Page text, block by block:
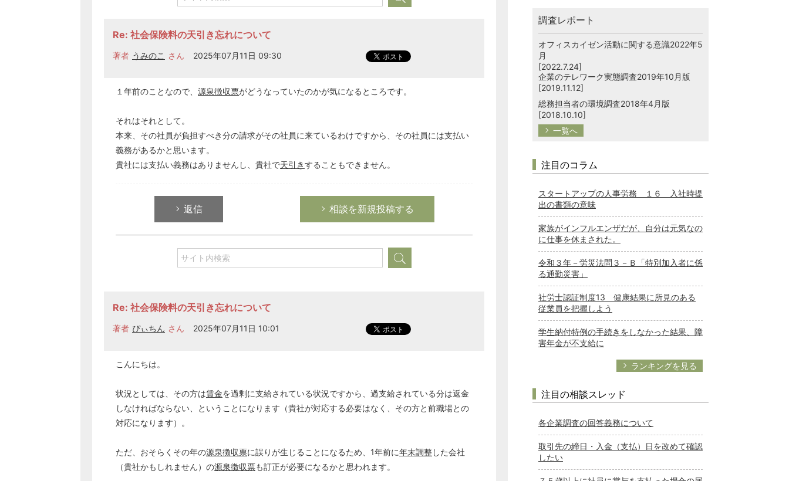
Re: 社会保険料の天引き忘れについて
著者 うみのこ さん 2025年07月11日 09:30
１年前のことなので、 源泉徴収票がどうなっていたのかが気になるところです。
それはそれとして。
本来、その社員が負担すべき分の請求がその社員に来ているわけですから、その社員には支払い
義務があるかと思います。
貴社には支払い義務はありませんし、貴社で天引きすることもできません。
返信 相談を新規投稿する
Re: 社会保険料の天引き忘れについて
著者 ぴぃちん さん 2025年07月11日 10:01
こんにちは。
状況としては、その方は賃金を過剰に支給されている状況ですから、過支給されている分は返金
しなければならない、ということになります（貴社が対応する必要はなく、その方と前職場との
対応になります）。
ただ、おそらくその年の源泉徴収票に誤りが生じることになるため、1年前に年末調整した会社
（貴社かもしれません）の源泉徴収票も訂正が必要になるかと思われます。
調査レポート
オフィスカイゼン活動に関する意識2022年5
月
[2022.7.24]
企業のテレワーク実態調査2019年10月版
[2019.11.12]
総務担当者の環境調査2018年4月版
[2018.10.10]
一覧へ
注目のコラム
スタートアップの人事労務 １６ 入社時提
出の書類の意味
家族がインフルエンザだが、自分は元気なの
に仕事を休まされた。
令和３年－労災法問３－Ｂ「特別加入者に係
る通勤災害」
社労士認証制度13 健康結果に所見のある
従業員を把握しよう
学生納付特例の手続きをしなかった結果、障
害年金が不支給に
ランキングを見る
注目の相談スレッド
各企業調査の回答義務について
取引先の締日・入金（支払）日を改めて確認
したい